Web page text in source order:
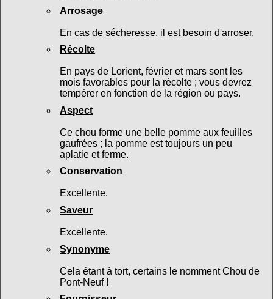
Arrosage
En cas de sécheresse, il est besoin d'arroser.
Récolte
En pays de Lorient, février et mars sont les
mois favorables pour la récolte ; vous devrez
tempérer en fonction de la région ou pays.
Aspect
Ce chou forme une belle pomme aux feuilles
gaufrées ; la pomme est toujours un peu
aplatie et ferme.
Conservation
Excellente.
Saveur
Excellente.
Synonyme
Cela étant à tort, certains le nomment Chou de
Pont-Neuf !